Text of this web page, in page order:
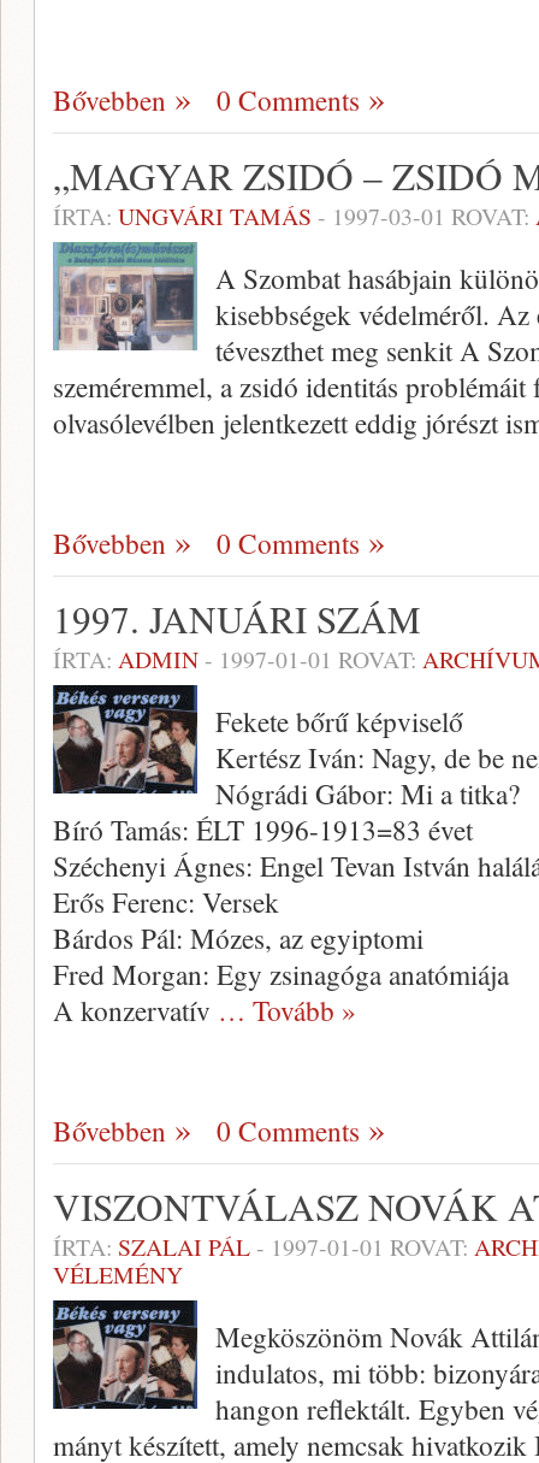
Bővebben 0 Comments
„MAGYAR ZSIDÓ – ZSIDÓ
ÍRTA: UNGVÁRI TAMÁS - 1997-03-01 ROVAT:
A Szombat hasábjain
kisebbségek védelméről.
téveszthet meg senkit A
szeméremmel, a zsidó identitás problé­máit
olvasólevélben jelentkezett eddig jórészt
Bővebben 0 Comments
1997. JANUÁRI SZÁM
ÍRTA: ADMIN- 1997-01-01 ROVAT:
Fekete bőrű képviselő
Kertész Iván: Nagy, de be
Nógrádi Gábor: Mi a titka?
Bíró Tamás: ÉLT 1996-1913=83 évet
Széchenyi Ágnes: Engel Tevan István
Erős Ferenc: Versek
Bárdos Pál: Mózes, az egyiptomi
Fred Morgan: Egy zsinagóga anatómiája
A konzervatív … Tovább »
Bővebben 0 Comments
VISZONTVÁLASZ NOVÁK
ÍRTA: SZALAI PÁL- 1997-01-01 ROVAT:
VÉLEMÉNY
Megköszönöm Novák
indulatos, mi több:
hangon reflektált. Egyben
mányt készített, amely nemcsak